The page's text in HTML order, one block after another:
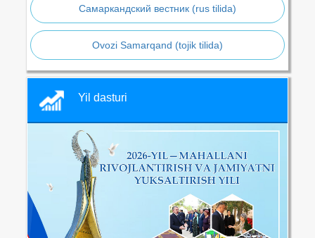
Самаркандский вестник (rus tilida)
Ovozi Samarqand (tojik tilida)
Yil dasturi